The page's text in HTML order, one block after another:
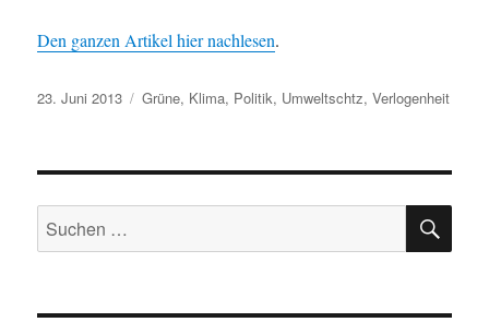
Den ganzen Artikel hier nachlesen.
Veröffentlicht
23. Juni 2013 Schlagwörter
Grüne, Klima, Politik, Umweltschtz,Verlogenheit
Suchen
nach: